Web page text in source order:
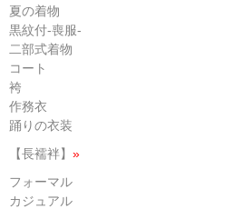
夏の着物
黒紋付-喪服-
二部式着物
コート
袴
作務衣
踊りの衣装
【長襦袢】 »
フォーマル
カジュアル